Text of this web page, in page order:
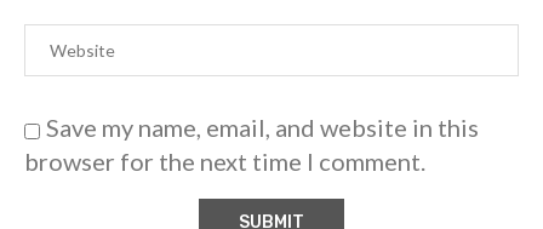
Save my name, email, and website in this
browser for the next time I comment.